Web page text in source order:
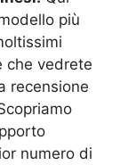
più
che vedrete
recensione
numero di